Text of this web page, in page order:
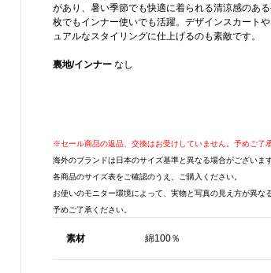
があり、暑い季節でも快適に着られる清涼感のあ
枚でもインナー使いでも活躍。デザインスカート
ュアルなスタイリングに仕上げるのも素敵です。
裏地/インナー なし
※セール商品の返品、交換はお受けしていません。予めご了
海外のブランドは日本のサイズ基準と異なる場合がございます
各商品のサイズ表をご確認のうえ、ご購入ください。
お使いのモニター環境によって、実物と写真の見え方が異な
予めご了承ください。
素材 綿100％